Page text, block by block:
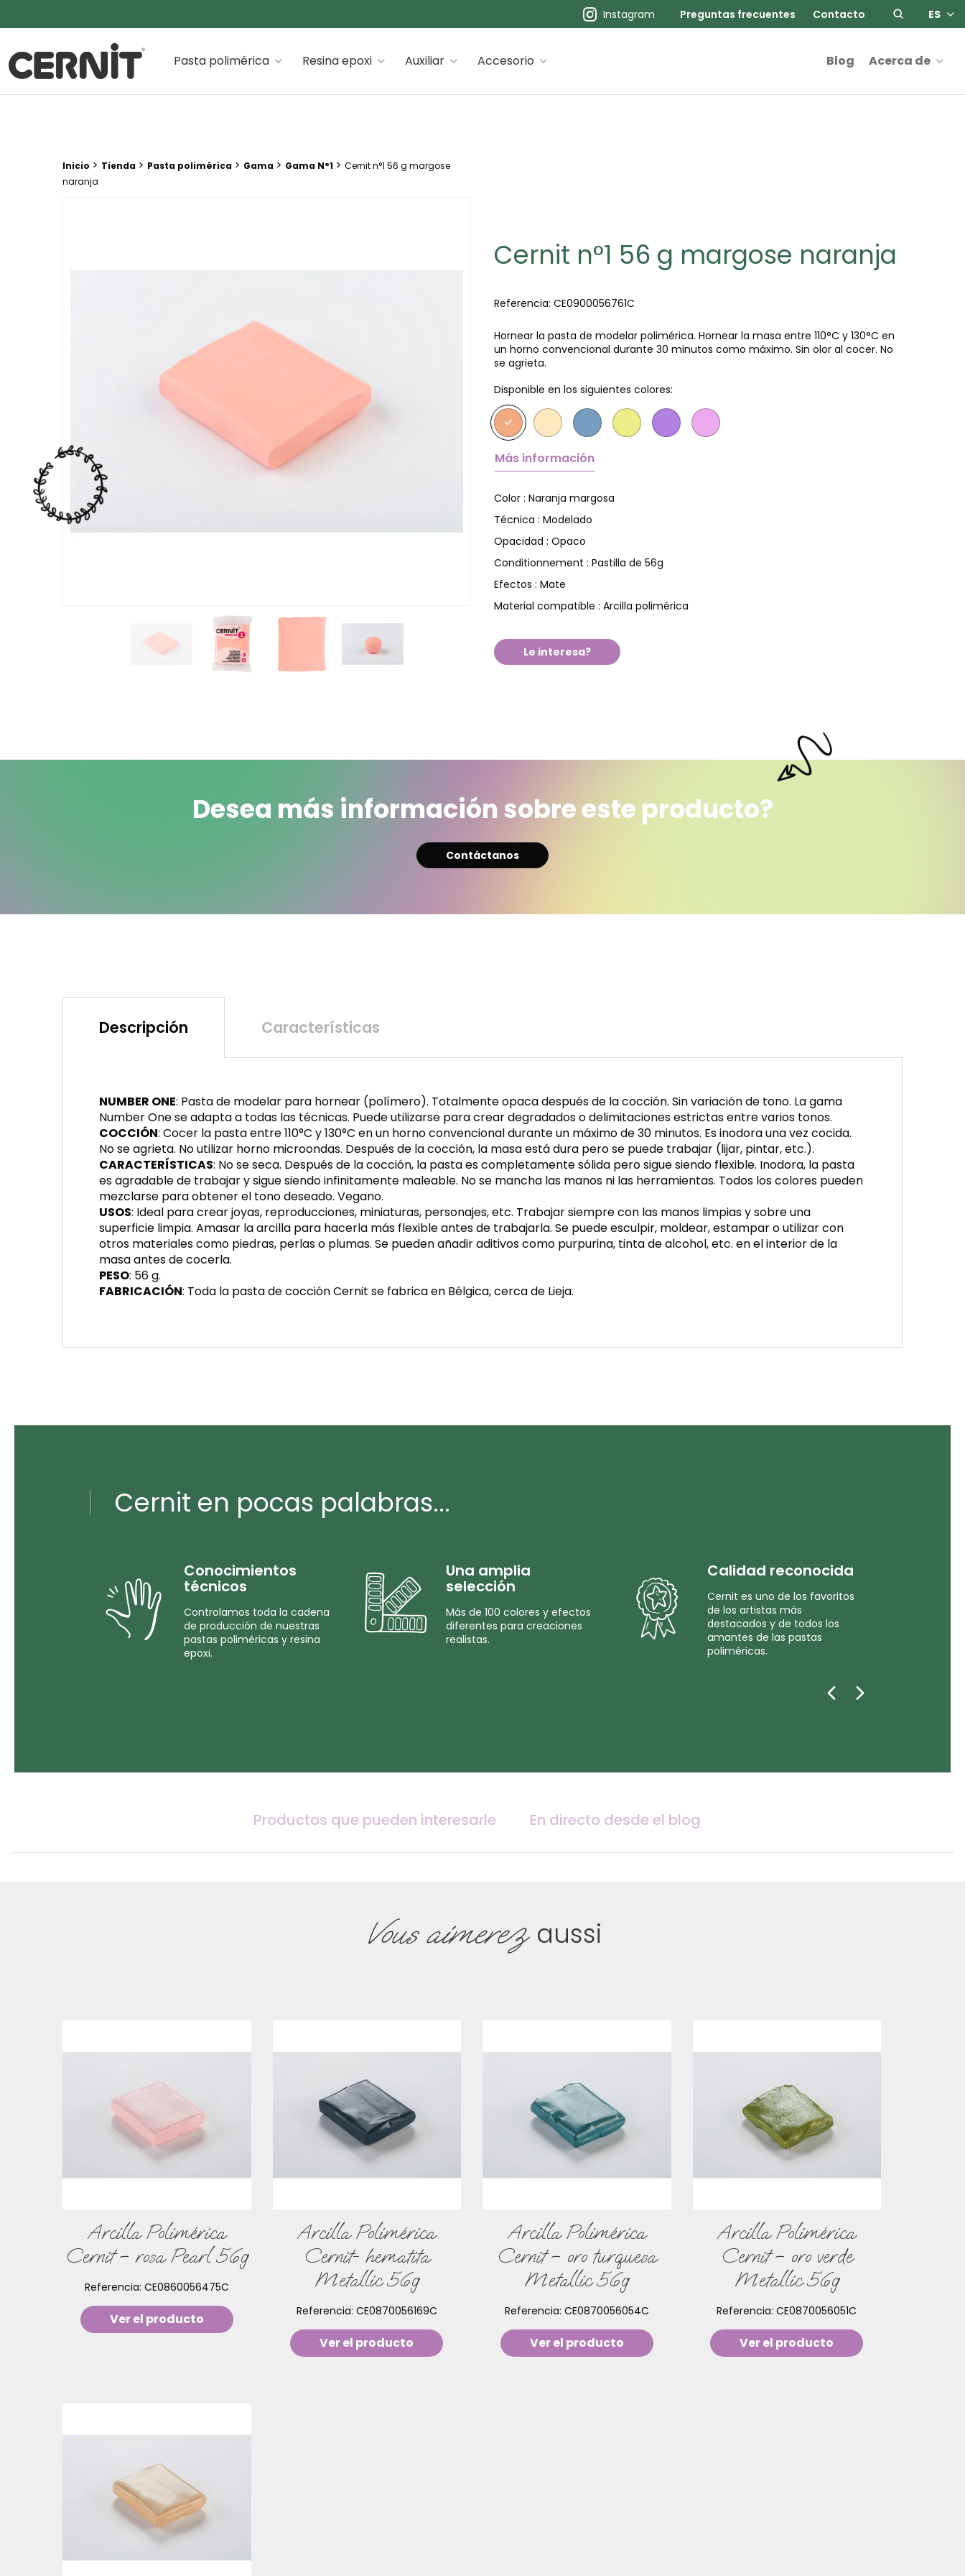
Instagram Preguntas frecuentes Contacto ES
Cernit Une qualité haut de gamme pour des créations premiums
Pasta polimérica Resina epoxi Auxiliar Accesorio Blog Acerca de
Breadcrumb trail:
Inicio > Tienda > Pasta polimérica > Gama > Gama N°1 > Cernit n°1 56 g margose
naranja
Cernit n°1 56 g margose naranja
Referencia: CE0900056761C
Hornear la pasta de modelar polimérica. Hornear la masa entre 110°C y 130°C en
un horno convencional durante 30 minutos como máximo. Sin olor al cocer. No
se agrieta.
Disponible en los siguientes colores:
Más información
Color : Naranja margosa
Técnica : Modelado
Opacidad : Opaco
Conditionnement : Pastilla de 56g
Efectos : Mate
Material compatible : Arcilla polimérica
Le interesa?
Desea más información sobre este producto?
Contáctanos
Descripción Características
NUMBER ONE: Pasta de modelar para hornear (polímero). Totalmente opaca después de la cocción. Sin variación de tono. La gama
Number One se adapta a todas las técnicas. Puede utilizarse para crear degradados o delimitaciones estrictas entre varios tonos.
COCCIÓN: Cocer la pasta entre 110°C y 130°C en un horno convencional durante un máximo de 30 minutos. Es inodora una vez cocida.
No se agrieta. No utilizar horno microondas. Después de la cocción, la masa está dura pero se puede trabajar (lijar, pintar, etc.).
CARACTERÍSTICAS: No se seca. Después de la cocción, la pasta es completamente sólida pero sigue siendo flexible. Inodora, la pasta
es agradable de trabajar y sigue siendo infinitamente maleable. No se mancha las manos ni las herramientas. Todos los colores pueden
mezclarse para obtener el tono deseado. Vegano.
USOS: Ideal para crear joyas, reproducciones, miniaturas, personajes, etc. Trabajar siempre con las manos limpias y sobre una
superficie limpia. Amasar la arcilla para hacerla más flexible antes de trabajarla. Se puede esculpir, moldear, estampar o utilizar con
otros materiales como piedras, perlas o plumas. Se pueden añadir aditivos como purpurina, tinta de alcohol, etc. en el interior de la
masa antes de cocerla.
PESO: 56 g.
FABRICACIÓN: Toda la pasta de cocción Cernit se fabrica en Bélgica, cerca de Lieja.
Cernit en pocas palabras...
Conocimientos
técnicos
Controlamos toda la cadena
de producción de nuestras
pastas poliméricas y resina
epoxi.
Una amplia
selección
Más de 100 colores y efectos
diferentes para creaciones
realistas.
Calidad reconocida
Cernit es uno de los favoritos
de los artistas más
destacados y de todos los
amantes de las pastas
poliméricas.
Productos que pueden interesarle En directo desde el blog
Vous aimerezaussi
Arcilla Polimérica
Cernit – rosa Pearl 56g
Referencia: CE0860056475C
Ver el producto
Arcilla Polimérica
Cernit- hematita
Metallic 56g
Referencia: CE0870056169C
Ver el producto
Arcilla Polimérica
Cernit – oro turquesa
Metallic 56g
Referencia: CE0870056054C
Ver el producto
Arcilla Polimérica
Cernit – oro verde
Metallic 56g
Referencia:CE0870056051C
Ver el producto